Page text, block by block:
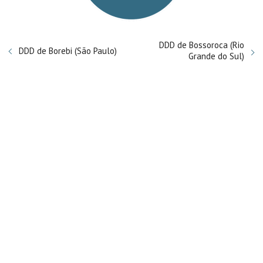
DDD de Borebi (São Paulo)
DDD de Bossoroca (Rio
Grande do Sul)